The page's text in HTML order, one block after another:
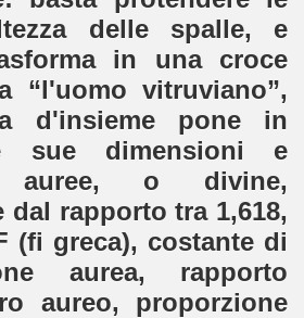
delle spalle, e
in una croce
“l'uomo vitruviano”,
d'insieme pone in
sue dimensioni e
auree, o divine,
dal rapporto tra 1,618,
(fi greca), costante di
aurea, rapporto
aureo, proporzione